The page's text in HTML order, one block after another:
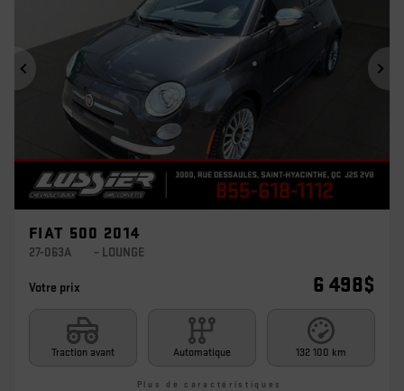
Précédent
FIAT 500 2014
27-063A – LOUNGE
Votre prix 6 498$
Traction avant Automatique 132 100 km
Plus de caractéristiques